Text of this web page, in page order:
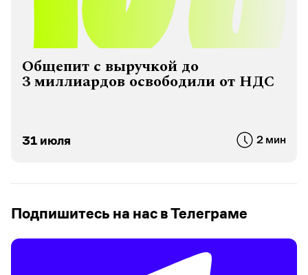
Общепит с выручкой до
3 миллиардов освободили от НДС
31 июля 2 мин
Подпишитесь на нас в Телеграме